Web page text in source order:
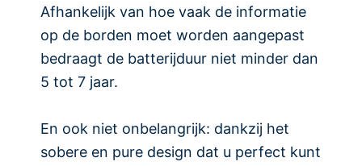
Afhankelijk van hoe vaak de informatie
op de borden moet worden aangepast
bedraagt de batterijduur niet minder dan
5 tot 7 jaar.
En ook niet onbelangrijk: dankzij het
sobere en pure design dat u perfect kunt